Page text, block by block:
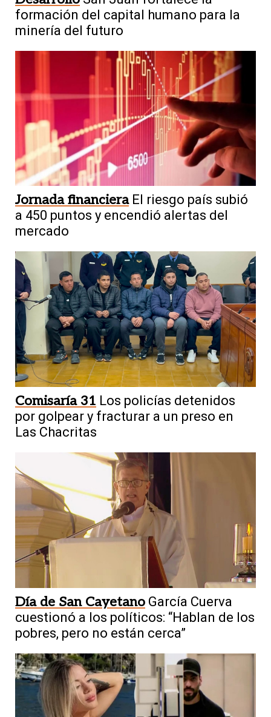
formación del capital humano para la
minería del futuro
Jornada financiera El riesgo país subió
a 450 puntos y encendió alertas del
mercado
Comisaría 31 Los policías detenidos
por golpear y fracturar a un preso en
Las Chacritas
Día de San Cayetano García Cuerva
cuestionó a los políticos: “Hablan de los
pobres, pero no están cerca”